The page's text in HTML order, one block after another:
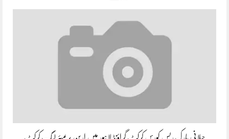
جیلانی پارک ریس کورس کرکٹ گراؤنڈ لاہور میں اربن پریمیئر لیگ کرکٹ